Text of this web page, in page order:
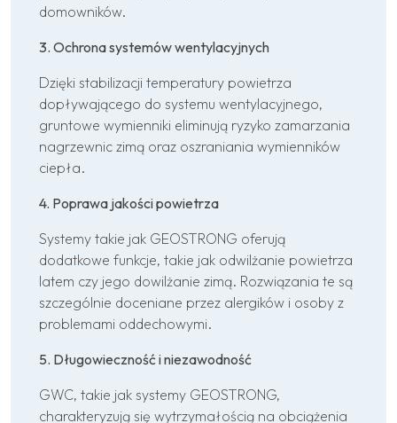
domowników.
3. Ochrona systemów wentylacyjnych
Dzięki stabilizacji temperatury powietrza
dopływającego do systemu wentylacyjnego,
gruntowe wymienniki eliminują ryzyko zamarzania
nagrzewnic zimą oraz oszraniania wymienników
ciepła.
4. Poprawa jakości powietrza
Systemy takie jak GEOSTRONG oferują
dodatkowe funkcje, takie jak odwilżanie powietrza
latem czy jego dowilżanie zimą. Rozwiązania te są
szczególnie doceniane przez alergików i osoby z
problemami oddechowymi.
5. Długowieczność i niezawodność
GWC, takie jak systemy GEOSTRONG,
charakteryzują się wytrzymałością na obciążenia